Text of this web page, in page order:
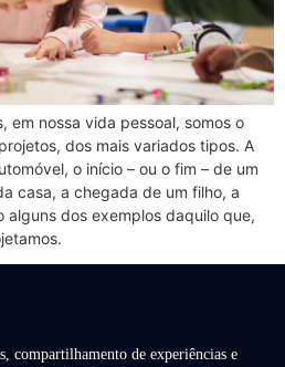
em nossa vida pessoal, somos o
dos mais variados tipos. A
o início – ou o fim – de um
casa, a chegada de um filho, a
dos exemplos daquilo que,
compartilhamento de experiências e